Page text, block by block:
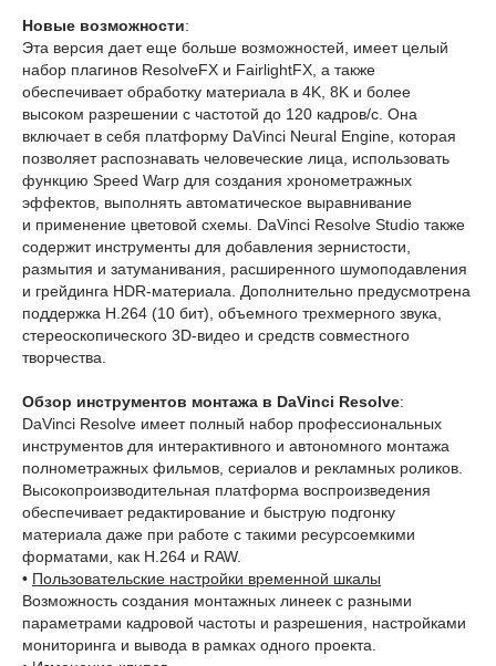
Новые возможности:
Эта версия дает еще больше возможностей, имеет целый
набор плагинов ResolveFX и FairlightFX, а также
обеспечивает обработку материала в 4K, 8K и более
высоком разрешении с частотой до 120 кадров/с. Она
включает в себя платформу DaVinci Neural Engine, которая
позволяет распознавать человеческие лица, использовать
функцию Speed Warp для создания хронометражных
эффектов, выполнять автоматическое выравнивание
и применение цветовой схемы. DaVinci Resolve Studio также
содержит инструменты для добавления зернистости,
размытия и затуманивания, расширенного шумоподавления
и грейдинга HDR-материала. Дополнительно предусмотрена
поддержка H.264 (10 бит), объемного трехмерного звука,
стереоскопического 3D-видео и средств совместного
творчества.
Обзор инструментов монтажа в DaVinci Resolve:
DaVinci Resolve имеет полный набор профессиональных
инструментов для интерактивного и автономного монтажа
полнометражных фильмов, сериалов и рекламных роликов.
Высокопроизводительная платформа воспроизведения
обеспечивает редактирование и быструю подгонку
материала даже при работе с такими ресурсоемкими
форматами, как H.264 и RAW.
• Пользовательские настройки временной шкалы
Возможность создания монтажных линеек с разными
параметрами кадровой частоты и разрешения, настройками
мониторинга и вывода в рамках одного проекта.